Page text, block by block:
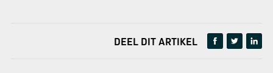
DEEL DIT ARTIKEL